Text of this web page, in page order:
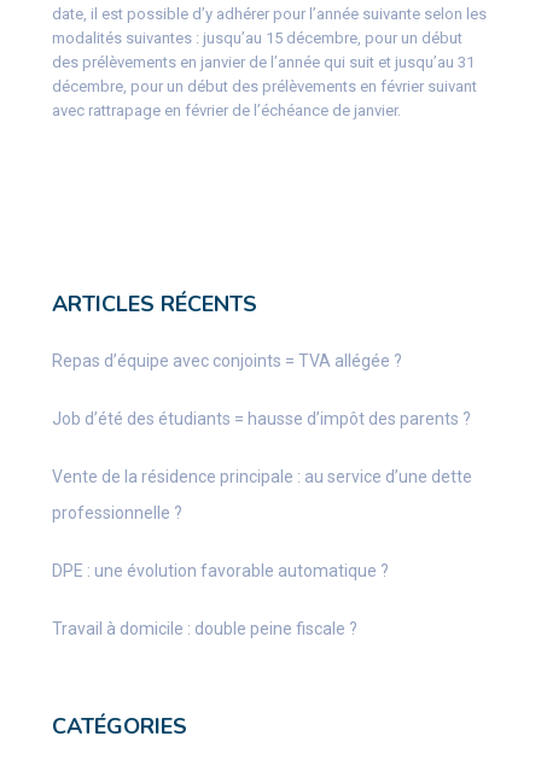
date, il est possible d’y adhérer pour l’année suivante selon les
modalités suivantes : jusqu’au 15 décembre, pour un début
des prélèvements en janvier de l’année qui suit et jusqu’au 31
décembre, pour un début des prélèvements en février suivant
avec rattrapage en février de l’échéance de janvier.
ARTICLES RÉCENTS
Repas d’équipe avec conjoints = TVA allégée ?
Job d’été des étudiants = hausse d’impôt des parents ?
Vente de la résidence principale : au service d’une dette
professionnelle ?
DPE : une évolution favorable automatique ?
Travail à domicile : double peine fiscale ?
CATÉGORIES